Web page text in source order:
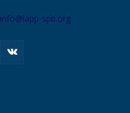
info@iapp-spb.org